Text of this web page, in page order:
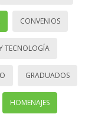
CONVENIOS
TECNOLOGÍA
GRADUADOS
HOMENAJES